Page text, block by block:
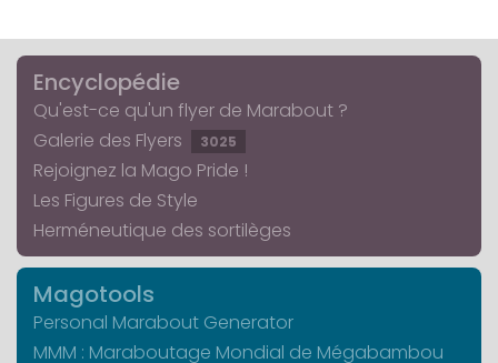
Encyclopédie
Qu'est-ce qu'un flyer de Marabout ?
Galerie des Flyers
3025
Rejoignez la Mago Pride !
Les Figures de Style
Herméneutique des sortilèges
Magotools
Personal Marabout Generator
MMM : Maraboutage Mondial de Mégabambou